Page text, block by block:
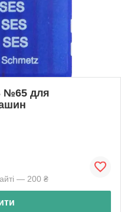
№65 для
— 200 ₴